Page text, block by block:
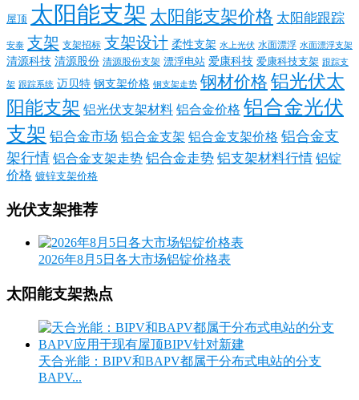
屋顶 太阳能支架 太阳能支架价格 太阳能跟踪
安泰 支架 支架招标 支架设计 柔性支架 水上光伏 水面漂浮 水面漂浮支架
清源科技 清源股份 清源股份支架 漂浮电站 爱康科技 爱康科技支架 跟踪支
架 跟踪系统 迈贝特 钢支架价格 钢支架走势 钢材价格 铝光伏太
阳能支架 铝光伏支架材料 铝合金价格 铝合金光伏
支架 铝合金市场 铝合金支架 铝合金支架价格 铝合金支
架行情 铝合金支架走势 铝合金走势 铝支架材料行情 铝锭
价格 镀锌支架价格
光伏支架推荐
2026年8月5日各大市场铝锭价格表
太阳能支架热点
天合光能：BIPV和BAPV都属于分布式电站的分支
BAPV...